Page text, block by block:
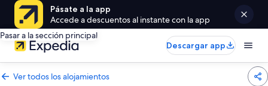
Pásate a la app
Accede a descuentos al instante con la app
Pasar a la sección principal
Descargar app
Ver todos los alojamientos